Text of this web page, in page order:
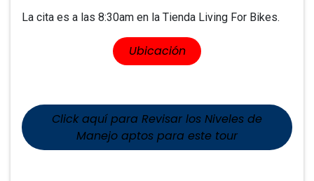
La cita es a las 8:30am en la Tienda Living For Bikes.
​​Ubicaci​​ón
Click aquí para Revisar los Niveles de
Manejo aptos para este tour